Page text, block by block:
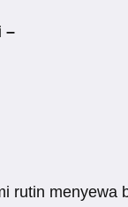
–
rutin menyewa